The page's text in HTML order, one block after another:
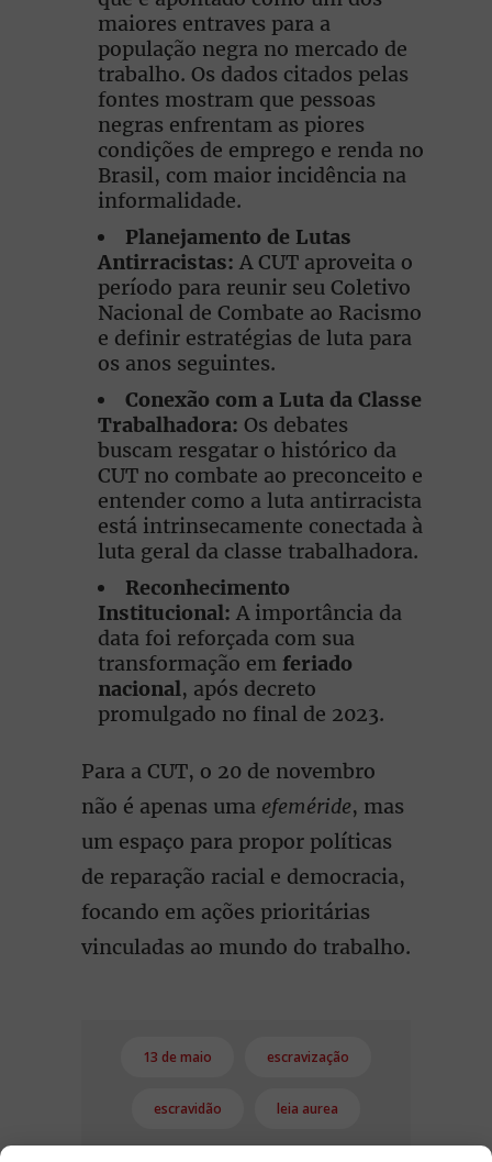
maiores entraves para a
população negra no mercado de
trabalho. Os dados citados pelas
fontes mostram que pessoas
negras enfrentam as piores
condições de emprego e renda no
Brasil, com maior incidência na
informalidade.
Planejamento de Lutas
Antirracistas: A CUT aproveita o
período para reunir seu Coletivo
Nacional de Combate ao Racismo
e definir estratégias de luta para
os anos seguintes.
Conexão com a Luta da Classe
Trabalhadora: Os debates
buscam resgatar o histórico da
CUT no combate ao preconceito e
entender como a luta antirracista
está intrinsecamente conectada à
luta geral da classe trabalhadora.
Reconhecimento
Institucional: A importância da
data foi reforçada com sua
transformação em feriado
nacional, após decreto
promulgado no final de 2023.
Para a CUT, o 20 de novembro
não é apenas uma efeméride, mas
um espaço para propor políticas
de reparação racial e democracia,
focando em ações prioritárias
vinculadas ao mundo do trabalho.
13 de maio escravização
escravidão leia aurea